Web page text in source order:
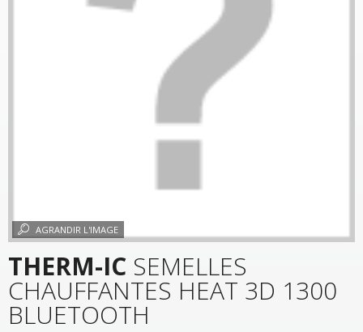
AGRANDIR L'IMAGE
THERM-IC SEMELLES
CHAUFFANTES HEAT 3D 1300
BLUETOOTH